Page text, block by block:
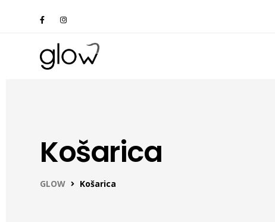
Košarica
GLOW Košarica